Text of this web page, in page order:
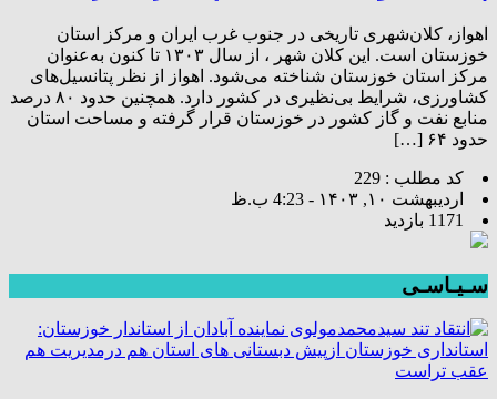
اهواز، کلان‌شهری تاریخی در جنوب غرب ایران و مرکز استان
خوزستان است. این کلان شهر ، از سال ۱۳۰۳ تا کنون به‌عنوان
مرکز استان خوزستان شناخته می‌شود. اهواز از نظر پتانسیل‌های
کشاورزی، شرایط بی‌نظیری در کشور دارد. همچنین حدود ۸۰ درصد
منابع نفت و گاز کشور در خوزستان قرار گرفته و مساحت استان
حدود ۶۴ […]
کد مطلب : 229
اردیبهشت ۱۰, ۱۴۰۳ - 4:23 ب.ظ
1171 بازدید
سـیـاسـی